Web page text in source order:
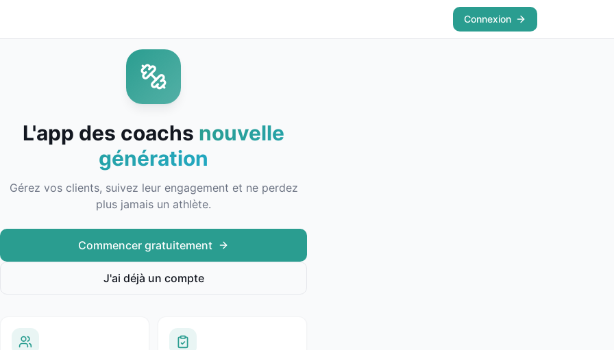
Connexion
L'app des coachs nouvelle
génération
Gérez vos clients, suivez leur engagement et ne perdez
plus jamais un athlète.
Commencer gratuitement
J'ai déjà un compte